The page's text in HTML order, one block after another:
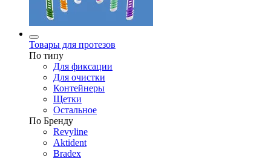
Товары для протезов
По типу
Для фиксации
Для очистки
Контейнеры
Щетки
Остальное
По Бренду
Revyline
Aktident
Bradex